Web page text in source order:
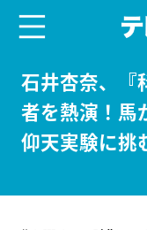
石井杏奈、『
者を熱演！馬
仰天実験に挑